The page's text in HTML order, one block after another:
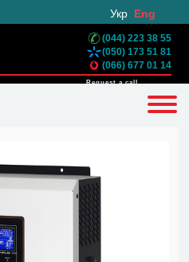
Укр Eng
(044) 223 38 55
(050) 173 51 81
(066) 677 01 14
Request a call